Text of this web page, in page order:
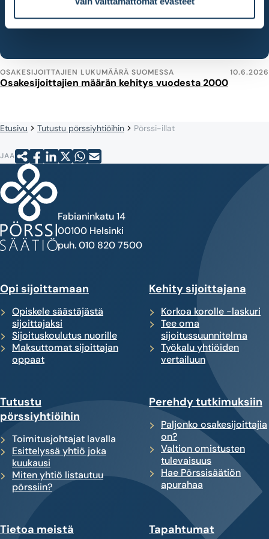
Osakesijoittajien määrän kehitys vuodesta 2000
OSAKESIJOITTAJIEN LUKUMÄÄRÄ SUOMESSA 10.6.2026
Etusivu Tutustu pörssiyhtiöihin Pörssi-illat
JAA
Fabianinkatu 14
00100 Helsinki
puh. 010 820 7500
Opi sijoittamaan
Opiskele säästäjästä
sijoittajaksi
Sijoituskoulutus nuorille
Maksuttomat sijoittajan
oppaat
Kehity sijoittajana
Korkoa korolle -laskuri
Tee oma
sijoitussuunnitelma
Työkalu yhtiöiden
vertailuun
Tutustu
pörssiyhtiöihin
Toimitusjohtajat lavalla
Esittelyssä yhtiö joka
kuukausi
Miten yhtiö listautuu
pörssiin?
Perehdy tutkimuksiin
Paljonko osakesijoittajia
on?
Valtion omistusten
tulevaisuus
Hae Pörssisäätiön
apurahaa
Tietoa meistä Tapahtumat